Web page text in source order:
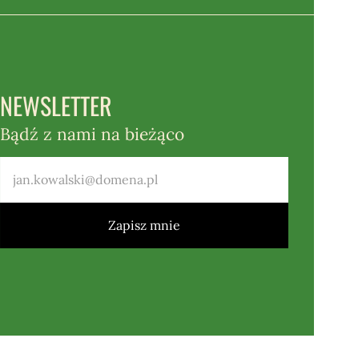
NEWSLETTER
Bądź z nami na bieżąco
Zapisz mnie